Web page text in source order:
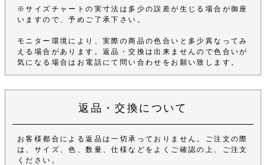
※サイズチャートの実寸法は多少の誤差が生じる場合が御座
いますので、予めご了承下さい。
モニター環境により、実際の商品の色合いと多少異なってみ
える場合があります。返品・交換は出来ませんので色合いが
気になる場合はお電話にて問い合わせをお願い致します。
返品・交換について
お客様都合による返品は一切承っておりません。ご注文の際
は、サイズ、色、数量、仕様などをよくご確認の上、ご注文
ください。